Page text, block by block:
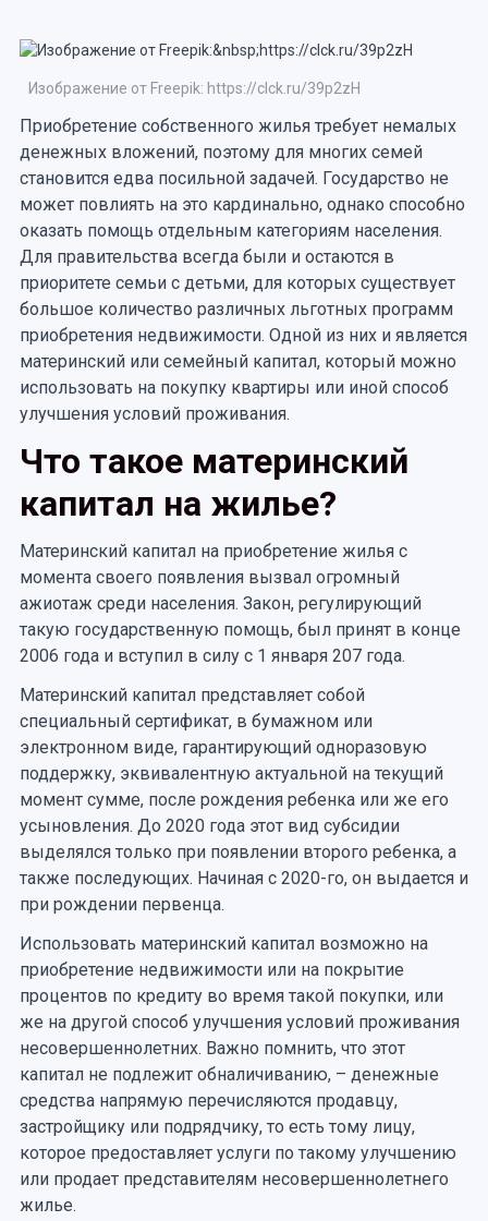
Изображение от Freepik: https://clck.ru/39p2zH
Приобретение собственного жилья требует немалых
денежных вложений, поэтому для многих семей
становится едва посильной задачей. Государство не
может повлиять на это кардинально, однако способно
оказать помощь отдельным категориям населения.
Для правительства всегда были и остаются в
приоритете семьи с детьми, для которых существует
большое количество различных льготных программ
приобретения недвижимости. Одной из них и является
материнский или семейный капитал, который можно
использовать на покупку квартиры или иной способ
улучшения условий проживания.
Что такое материнский
капитал на жилье?
Материнский капитал на приобретение жилья с
момента своего появления вызвал огромный
ажиотаж среди населения. Закон, регулирующий
такую государственную помощь, был принят в конце
2006 года и вступил в силу с 1 января 207 года.
Материнский капитал представляет собой
специальный сертификат, в бумажном или
электронном виде, гарантирующий одноразовую
поддержку, эквивалентную актуальной на текущий
момент сумме, после рождения ребенка или же его
усыновления. До 2020 года этот вид субсидии
выделялся только при появлении второго ребенка, а
также последующих. Начиная с 2020-го, он выдается и
при рождении первенца.
Использовать материнский капитал возможно на
приобретение недвижимости или на покрытие
процентов по кредиту во время такой покупки, или
же на другой способ улучшения условий проживания
несовершеннолетних. Важно помнить, что этот
капитал не подлежит обналичиванию, – денежные
средства напрямую перечисляются продавцу,
застройщику или подрядчику, то есть тому лицу,
которое предоставляет услуги по такому улучшению
или продает представителям несовершеннолетнего
жилье.